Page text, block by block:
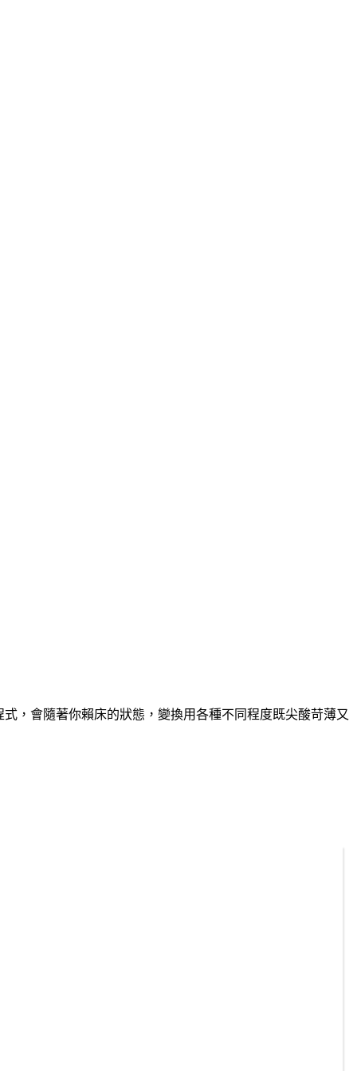
，會隨著你賴床的狀態，變換用各種不同程度既尖酸苛薄又